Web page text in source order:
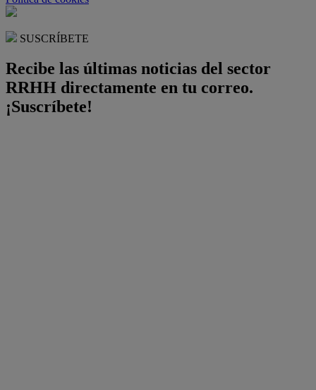
SUSCRÍBETE
Recibe las últimas noticias del sector
RRHH directamente en tu correo.
¡Suscríbete!